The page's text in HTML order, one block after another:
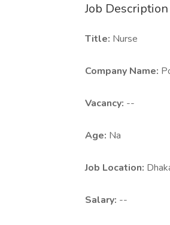
Job Description
Title: Nurse
Company Name:
Vacancy: --
Age: Na
Job Location:
Salary: --